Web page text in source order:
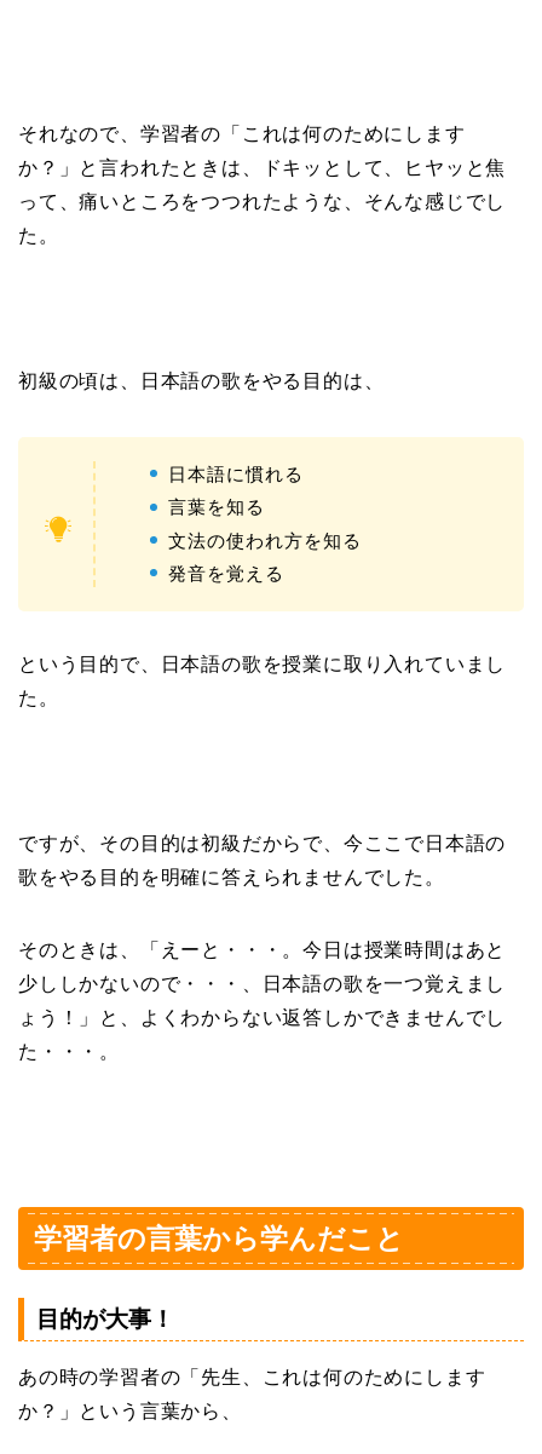
それなので、学習者の「これは何のためにします
か？」と言われたときは、ドキッとして、ヒヤッと焦
って、痛いところをつつれたような、そんな感じでし
た。
初級の頃は、日本語の歌をやる目的は、
日本語に慣れる
言葉を知る
文法の使われ方を知る
発音を覚える
という目的で、日本語の歌を授業に取り入れていまし
た。
ですが、その目的は初級だからで、今ここで日本語の
歌をやる目的を明確に答えられませんでした。
そのときは、「えーと・・・。今日は授業時間はあと
少ししかないので・・・、日本語の歌を一つ覚えまし
ょう！」と、よくわからない返答しかできませんでし
た・・・。
学習者の言葉から学んだこと
目的が大事！
あの時の学習者の「先生、これは何のためにします
か？」という言葉から、